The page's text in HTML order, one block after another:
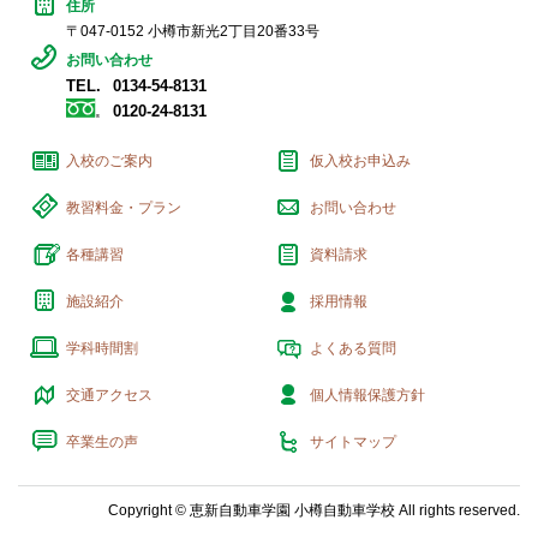
住所
〒047-0152 小樽市新光2丁目20番33号
お問い合わせ
TEL.
0134-54-8131
0120-24-8131
入校のご案内
教習料金・プラン
各種講習
施設紹介
学科時間割
交通アクセス
卒業生の声
仮入校お申込み
お問い合わせ
資料請求
採用情報
よくある質問
個人情報保護方針
サイトマップ
Copyright © 恵新自動車学園 小樽自動車学校 All rights reserved.